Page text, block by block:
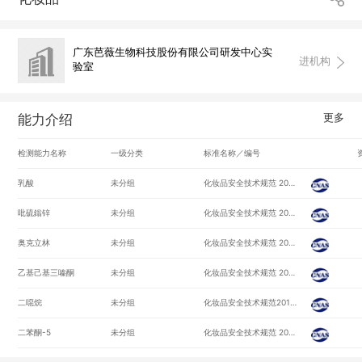
广东芭薇生物科技股份有限公司研发中心实
验室
进机构
能力介绍 更多
检测能力名称 一级分类 标准名称／编号
乳酸 未分组
吡硫鎓锌 未分组
奥克立林 未分组
乙基己基三嗪酮 未分组
二噁烷 未分组
二苯酮-5 未分组